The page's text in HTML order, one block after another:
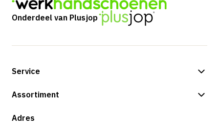
Onderdeel van Plusjop
Service
Betalingsmogelijkheden
Retouren & service
Assortiment
Shop
Adres